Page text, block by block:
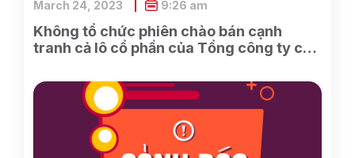
Không tổ chức phiên chào bán cạnh
tranh cả lô cổ phần của Tổng công ty cổ
SCIC sở hữu
March 24, 2023 9:26 am